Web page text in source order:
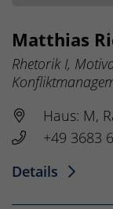
Matthias
Rhetorik I,
Haus: M,
+49 3683
Details